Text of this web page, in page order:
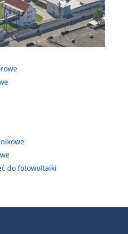
do fotowoltaiki